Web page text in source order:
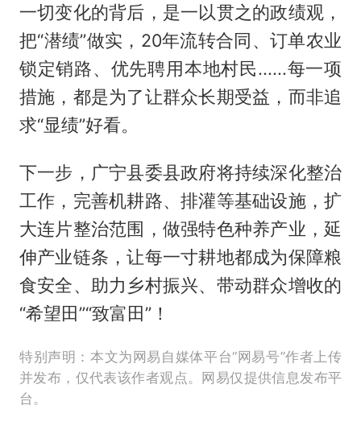
一切变化的背后，是一以贯之的政绩观，
把“潜绩”做实，20年流转合同、订单农业
锁定销路、优先聘用本地村民......每一项
措施，都是为了让群众长期受益，而非追
求“显绩”好看。
下一步，广宁县委县政府将持续深化整治
工作，完善机耕路、排灌等基础设施，扩
大连片整治范围，做强特色种养产业，延
伸产业链条，让每一寸耕地都成为保障粮
食安全、助力乡村振兴、带动群众增收的
“希望田”“致富田”！
特别声明：本文为网易自媒体平台“网易号”作者上传
并发布，仅代表该作者观点。网易仅提供信息发布平
台。